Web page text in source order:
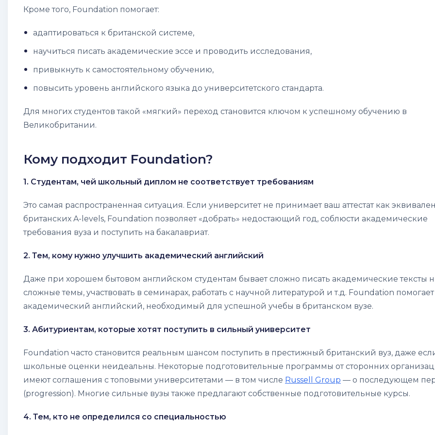
Кроме того, Foundation помогает:
адаптироваться к британской системе,
научиться писать академические эссе и проводить исследования,
привыкнуть к самостоятельному обучению,
повысить уровень английского языка до университетского стандарта.
Для многих студентов такой «мягкий» переход становится ключом к успешному обучению в
Великобритании.
Кому подходит Foundation?
1. Студентам, чей школьный диплом не соответствует требованиям
Это самая распространенная ситуация. Если университет не принимает ваш аттестат как
британских A-levels, Foundation позволяет «добрать» недостающий год, соблюсти академические
требования вуза и поступить на бакалавриат.
2. Тем, кому нужно улучшить академический английский
Даже при хорошем бытовом английском студентам бывает сложно писать академические тексты
сложные темы, участвовать в семинарах, работать с научной литературой и т.д. Foundation
академический английский, необходимый для успешной учебы в британском вузе.
3. Абитуриентам, которые хотят поступить в сильный университет
Foundation часто становится реальным шансом поступить в престижный британский вуз, даже
школьные оценки неидеальны. Некоторые подготовительные программы от сторонних
имеют соглашения с топовыми университетами — в том числе Russell Group — о последующем
(progression). Многие сильные вузы также предлагают собственные подготовительные курсы.
4. Тем, кто не определился со специальностью